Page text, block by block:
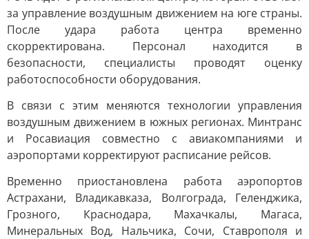
за управление воздушным движением на юге страны.
После удара работа центра временно
скорректирована. Персонал находится в
безопасности, специалисты проводят оценку
работоспособности оборудования.
В связи с этим меняются технологии управления
воздушным движением в южных регионах. Минтранс
и Росавиация совместно с авиакомпаниями и
аэропортами корректируют расписание рейсов.
Временно приостановлена работа аэропортов
Астрахани, Владикавказа, Волгограда, Геленджика,
Грозного, Краснодара, Махачкалы, Магаса,
Минеральных Вод, Нальчика, Сочи, Ставрополя и